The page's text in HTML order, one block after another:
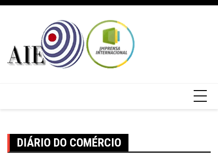
DIÁRIO DO COMÉRCIO